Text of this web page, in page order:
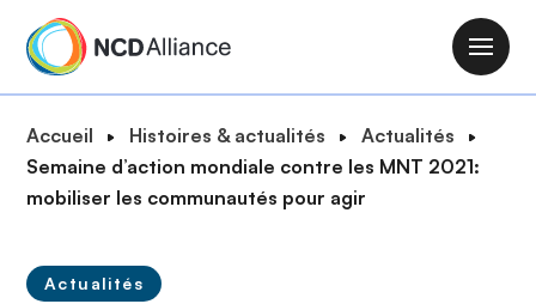
M
a
n
F
i
l
A
Accueil Histoires & actualités
Actualités
Semaine d’action mondiale contre les MNT 2021:
mobiliser les communautés pour agir
Actualités